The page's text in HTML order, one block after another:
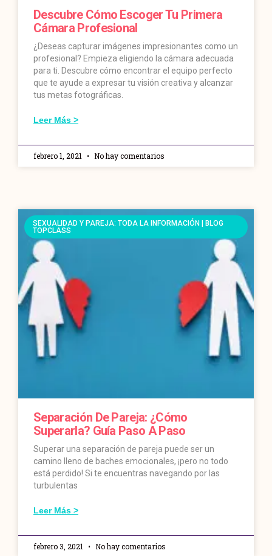
Descubre Cómo Escoger Tu Primera
Cámara Profesional
¿Deseas capturar imágenes impresionantes como un
profesional? Empieza eligiendo la cámara adecuada
para ti. Descubre cómo encontrar el equipo perfecto
que te ayude a expresar tu visión creativa y alcanzar
tus metas fotográficas.
Leer Más >
febrero 1, 2021 No hay comentarios
SEXUALIDAD Y PAREJA: TODA LA INFORMACIÓN | BLOG
TOPCLASS
Separación De Pareja: ¿Cómo
Superarla? Guía Paso A Paso
Superar una separación de pareja puede ser un
camino lleno de baches emocionales, ¡pero no todo
está perdido! Si te encuentras navegando por las
turbulentas
Leer Más >
febrero 3, 2021 No hay comentarios